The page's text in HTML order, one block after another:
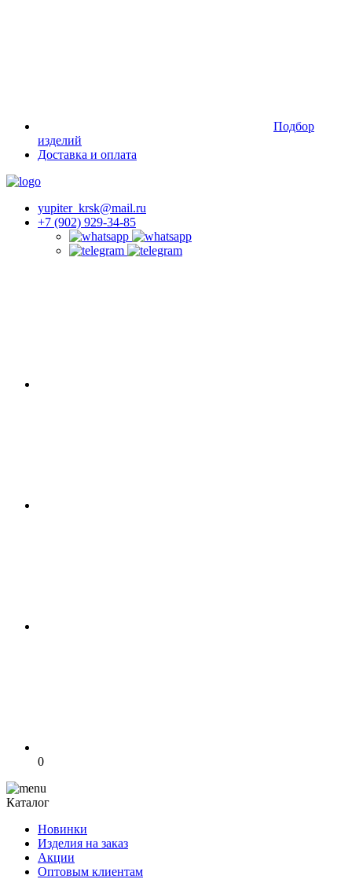
Подбор
изделий
Доставка и оплата
yupiter_krsk@mail.ru
+7 (902) 929-34-85
0
Каталог
Новинки
Изделия на заказ
Акции
Оптовым клиентам